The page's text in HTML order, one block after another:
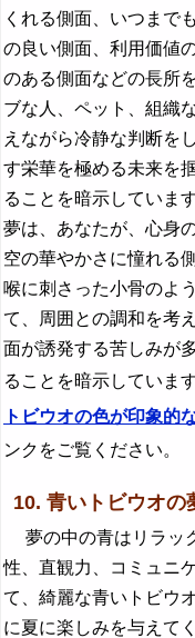
くれる側面、いつまで
の良い側面、利用価値
のある側面などの長所
ブな人、ペット、組織
えながら冷静な判断を
す栄華を極める未来を
ることを暗示していま
夢は、あなたが、心身
空の華やかさに憧れる
喉に刺さった小骨のよ
て、周囲との調和を考
面が誘発する苦しみが
ることを暗示していま
トビウオの色が印象的
ンクをご覧ください。
10. 青いトビウオの
夢の中の青はリラッ
性、直観力、コミュニ
て、綺麗な青いトビウ
に夏に楽しみを与えて